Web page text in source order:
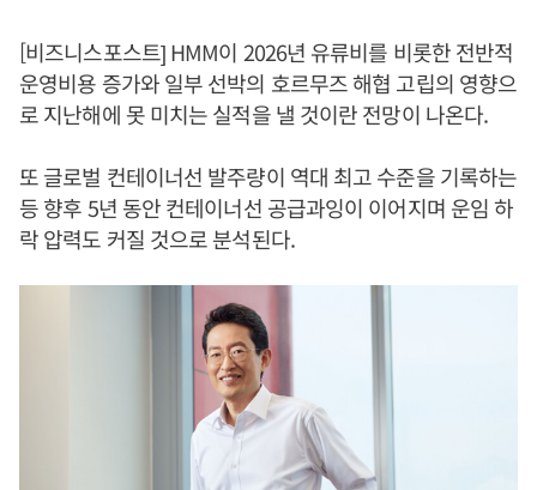
[비즈니스포스트] HMM이 2026년 유류비를 비롯한 전반적
운영비용 증가와 일부 선박의 호르무즈 해협 고립의 영향으
로 지난해에 못 미치는 실적을 낼 것이란 전망이 나온다.
또 글로벌 컨테이너선 발주량이 역대 최고 수준을 기록하는
등 향후 5년 동안 컨테이너선 공급과잉이 이어지며 운임 하
락 압력도 커질 것으로 분석된다.